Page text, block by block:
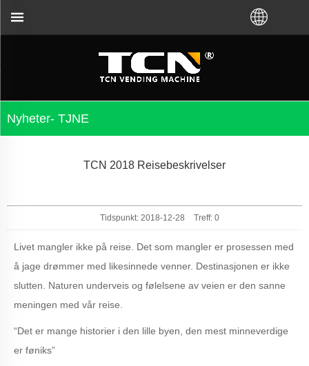
Nyheter- TJNE
TCN 2018 Reisebeskrivelser
Tidspunkt: 2018-12-28 Treff: 0
Livet mangler ikke på reise. Det som mangler er prosessen med
å jage drømmer med likesinnede venner. Destinasjonen er ikke
slutten. Naturen underveis og følelsene av veien er den sanne
meningen med vår reise.
“Det er mange historier i den lille byen, den mest minneverdige
er føniks”
TCN China vil støtte deg for